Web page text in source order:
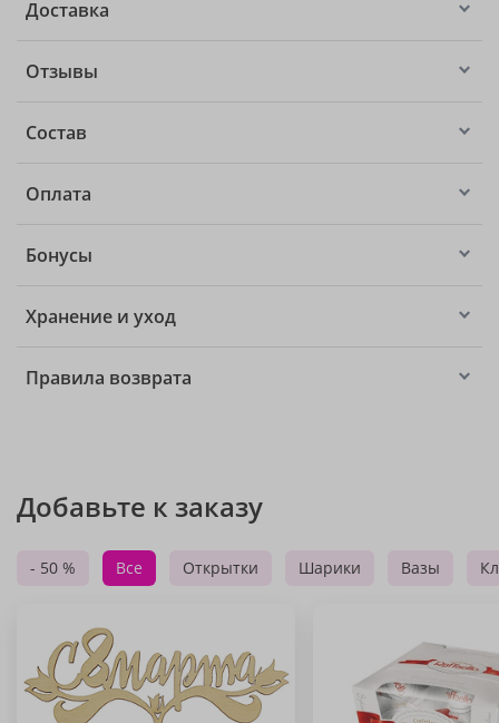
Доставка
Отзывы
Состав
Оплата
Бонусы
Хранение и уход
Правила возврата
Добавьте к заказу
- 50 % Все Открытки Шарики Вазы